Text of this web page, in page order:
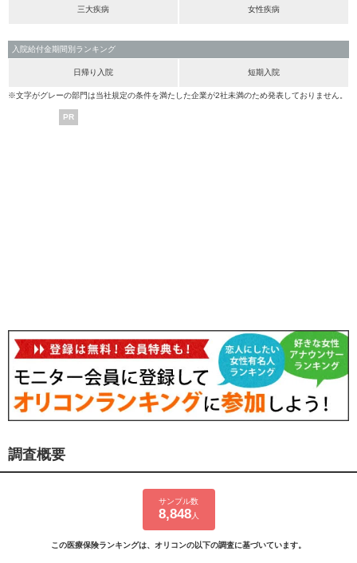
三大疾病 女性疾病
入院給付金期間別ランキング
日帰り入院 短期入院
※文字がグレーの部門は当社規定の条件を満たした企業が2社未満のため発表しておりません。
PR
調査概要
サンプル数
8,848人
この医療保険ランキングは、オリコンの以下の調査に基づいています。